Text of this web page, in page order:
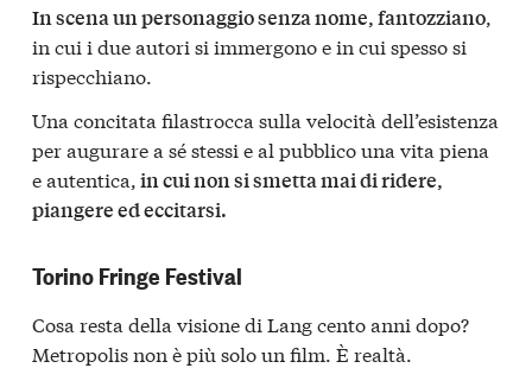
In scena un personaggio senza nome, fantozziano,
in cui i due autori si immergono e in cui spesso si
rispecchiano.
Una concitata filastrocca sulla velocità dell’esistenza
per augurare a sé stessi e al pubblico una vita piena
e autentica,in cui non si smetta mai di ridere,
piangere ed eccitarsi.
Torino Fringe Festival
Cosa resta della visione di Lang cento anni dopo?
Metropolis non è più solo un film. È realtà.